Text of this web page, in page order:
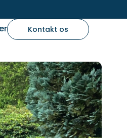
Kontakt os